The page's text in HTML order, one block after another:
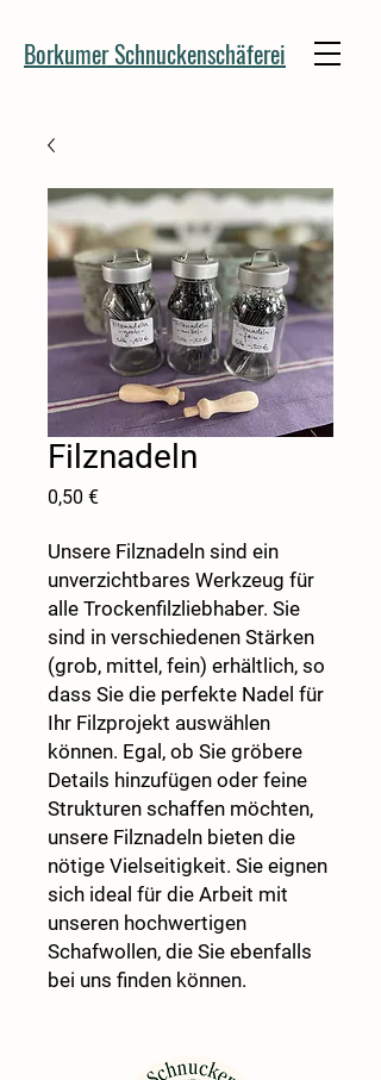
Borkumer Schnuckenschäferei
Filznadeln
0,50 €Preis
Unsere Filznadeln sind ein
unverzichtbares Werkzeug für
alle Trockenfilzliebhaber. Sie
sind in verschiedenen Stärken
(grob, mittel, fein) erhältlich, so
dass Sie die perfekte Nadel für
Ihr Filzprojekt auswählen
können. Egal, ob Sie gröbere
Details hinzufügen oder feine
Strukturen schaffen möchten,
unsere Filznadeln bieten die
nötige Vielseitigkeit. Sie eignen
sich ideal für die Arbeit mit
unseren hochwertigen
Schafwollen, die Sie ebenfalls
bei uns finden können.